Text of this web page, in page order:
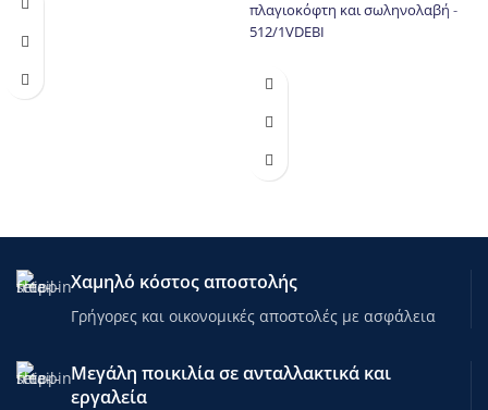
πλαγιοκόφτη και σωληνολαβή -
512/1VDEBI
Χαρακτηριστικά προιόντος
Χαμηλό κόστος αποστολής
Γρήγορες και οικονομικές αποστολές με ασφάλεια
Μεγάλη ποικιλία σε ανταλλακτικά και
εργαλεία